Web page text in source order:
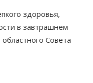
здоровья,
в завтрашнем
Совета